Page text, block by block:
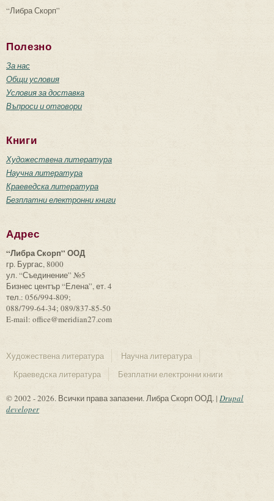
“Либра Скорп”
Полезно
За нас
Общи условия
Условия за доставка
Въпроси и отговори
Книги
Художествена литература
Научна литература
Краеведска литература
Безплатни електронни книги
Адрес
“Либра Скорп” ООД
гр. Бургас, 8000
ул. “Съединение” №5
Бизнес център “Елена”, ет. 4
тел.: 056/994-809;
088/799-64-34; 089/837-85-50
E-mail: office@meridian27.com
Художествена литература
Научна литература
Краеведска литература
Безплатни електронни книги
© 2002 - 2026. Всички права запазени. Либра Скорп ООД. | Drupal
developer